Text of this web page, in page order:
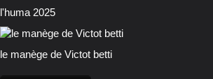
l'huma 2025
le manège de Victot betti